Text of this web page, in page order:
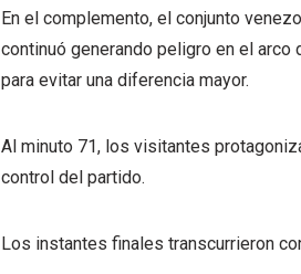
En el complemento, el conjunto
continuó generando peligro en el
para evitar una diferencia mayor.
Al minuto 71, los visitantes
control del partido.
Los instantes finales transcurrieron